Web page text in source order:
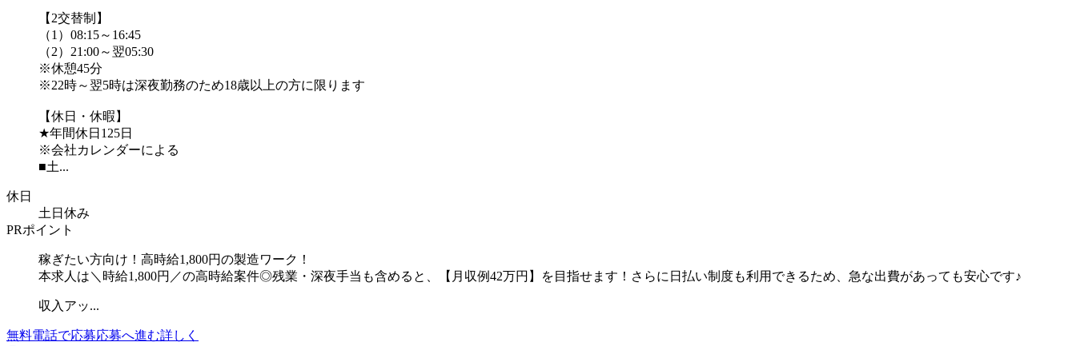
【2交替制】
（1）08:15～16:45
（2）21:00～翌05:30
※休憩45分
※22時～翌5時は深夜勤務のため18歳以上の方に限ります
【休日・休暇】
★年間休日125日
※会社カレンダーによる
■土...
休日
土日休み
PRポイント
稼ぎたい方向け！高時給1,800円の製造ワーク！
本求人は＼時給1,800円／の高時給案件◎残業・深夜手当も含めると、【月収例42万円】を目指せます！さらに日払い制度も利用できるため、急な出費があっても安心です♪
収入アッ...
無料電話で応募応募へ進む詳しく